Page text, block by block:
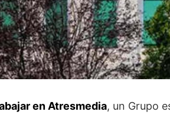
en Atresmedia, un Grupo